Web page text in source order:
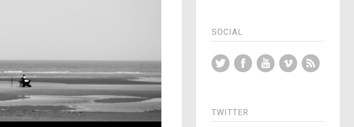
SOCIAL
Twitter FacebookYouTubeVimeo
TWITTER